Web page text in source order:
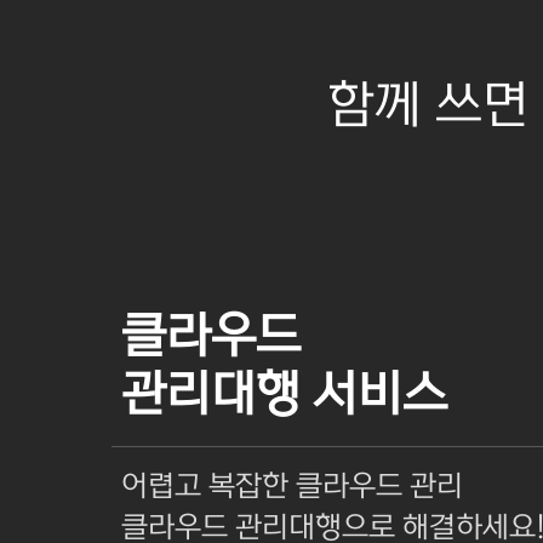
함께 쓰
클라우드
관리대행 서비스
어렵고 복잡한 클라우드 관리
클라우드 관리대행으로 해결하세